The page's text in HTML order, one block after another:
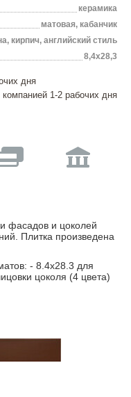
керамика
матовая, кабанчик
кирпич, английский стиль
8,4х28,3
дня
компанией 1-2 рабочих дня
фасадов и цоколей
Плитка произведена
- 8.4x28.3 для
цоколя (4 цвета)